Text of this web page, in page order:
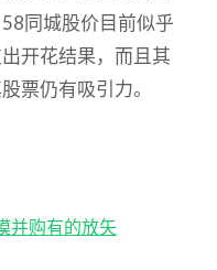
同城股价目前似乎
开花结果，而且其
票仍有吸引力。
并购有的放矢